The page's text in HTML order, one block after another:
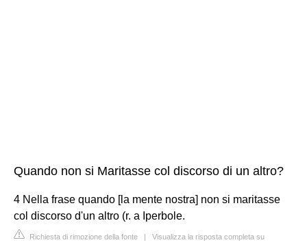
Quando non si Maritasse col discorso di un altro?
4 Nella frase quando [la mente nostra] non si maritasse
col discorso d'un altro (r. a Iperbole.
Richiesta di rimozione della fonte | Visualizza la risposta completa su